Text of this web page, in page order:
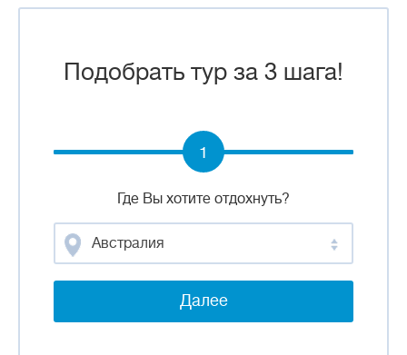
Подобрать тур за 3 шага!
Где Вы хотите отдохнуть?
Австралия
Далее
1